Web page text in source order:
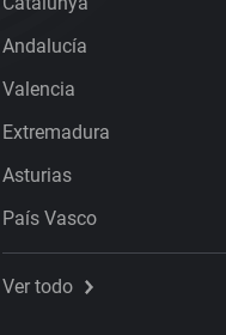
Andalucía
Valencia
Extremadura
Asturias
País Vasco
Ver todo